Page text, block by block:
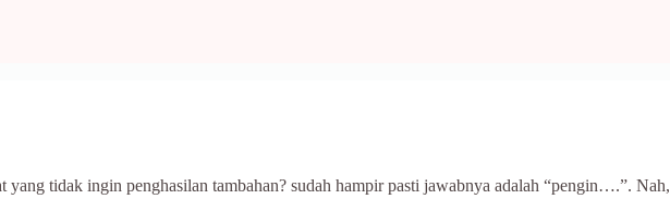
tidak ingin penghasilan tambahan? sudah hampir pasti jawabnya adalah “pengin….”. Nah,